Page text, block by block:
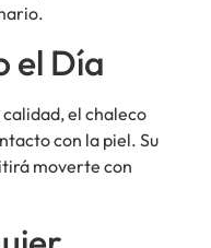
el Día
el chaleco
con la piel. Su
moverte con